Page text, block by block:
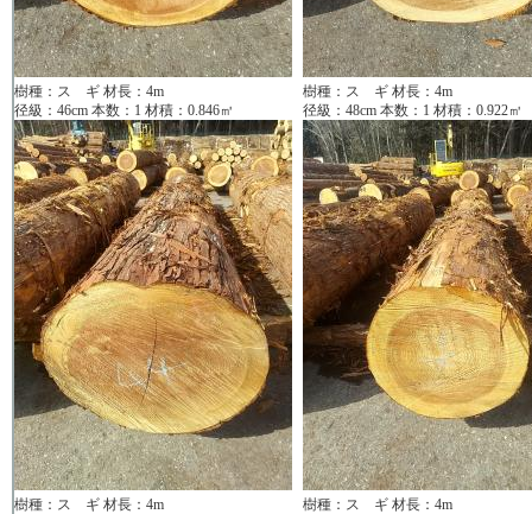
樹種：ス ギ 材長：4m
径級：46cm 本数：1 材積：0.846㎥
樹種：ス ギ 材長：4m
径級：48cm 本数：1 材積：0.922㎥
樹種：ス ギ 材長：4m
樹種：ス ギ 材長：4m